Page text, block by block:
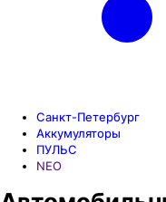
Санкт-Петербург
Аккумуляторы
ПУЛЬС
NEO